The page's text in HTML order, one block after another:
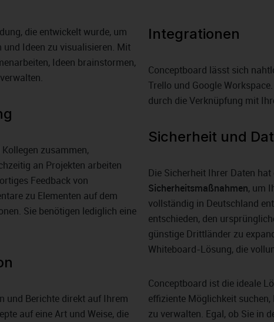
die entwickelt wurde, um
Ideen zu visualisieren. Mit
Ideen brainstormen,
zusammen,
an Projekten arbeiten
Feedback von
zu Elementen auf dem
Sie benötigen lediglich eine
und Berichte direkt auf Ihrem
auf eine Art und Weise, die
Integrationen
Conceptboard lässt sich
Trello und Google
durch die Verknüpfung mit
Sicherheit und
Die Sicherheit Ihrer Daten
Sicherheitsmaßnahmen, um
vollständig in Deutschland
entschieden, den
günstige Drittländer zu
Whiteboard-Lösung, die
Conceptboard ist die ideale
effiziente Möglichkeit
zu verwalten. Egal, ob Sie in